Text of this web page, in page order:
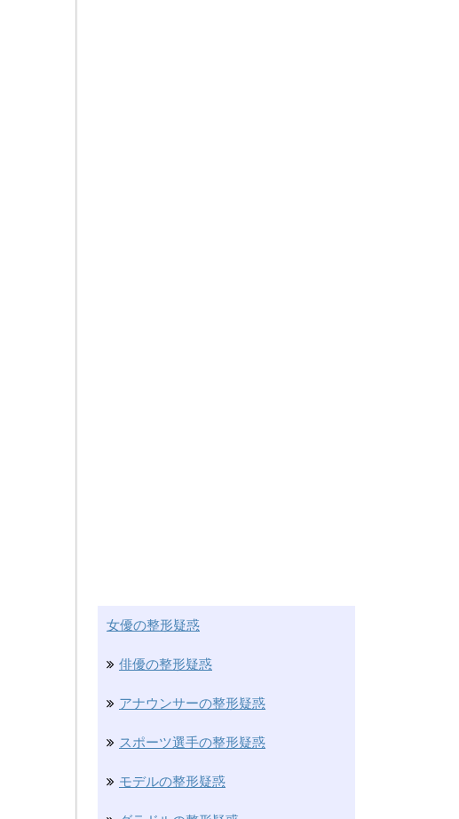
女優の整形疑惑
俳優の整形疑惑
アナウンサーの整形疑惑
スポーツ選手の整形疑惑
モデルの整形疑惑